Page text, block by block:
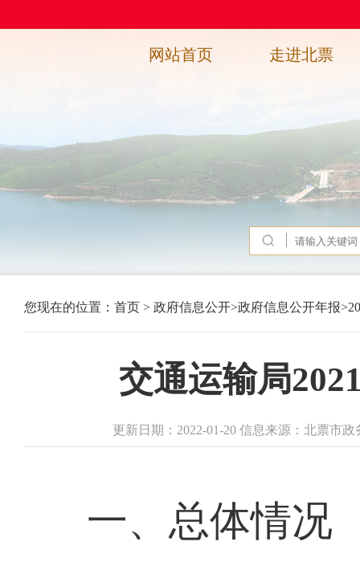
网站首页 走进北票
您现在的位置： 首页 > 政府信息公开>政府信息公开年报>
交通运输局
更新日期：2022-01-20 信息来源：北票市
一、总体情况